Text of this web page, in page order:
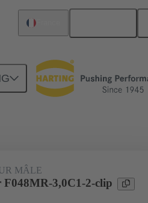
Raccordement carte mère à carte fille
MÂLE
F048MR-3,0C1-2-clip